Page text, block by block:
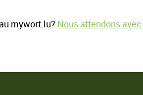
mywort.lu? Nous attendons